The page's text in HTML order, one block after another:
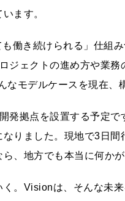
ます。
働き続けられる」仕組
ジェクトの進め⽅や業
モデルケースを現在、
発拠点を設置する予定
りました。現地で3⽇間
、地⽅でも本当に何か
。Visionは、そんな未